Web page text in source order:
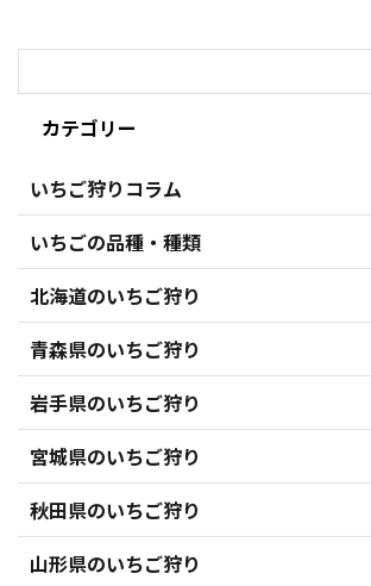
カテゴリー
いちご狩りコラム
いちごの品種・種類
北海道のいちご狩り
青森県のいちご狩り
岩手県のいちご狩り
宮城県のいちご狩り
秋田県のいちご狩り
山形県のいちご狩り